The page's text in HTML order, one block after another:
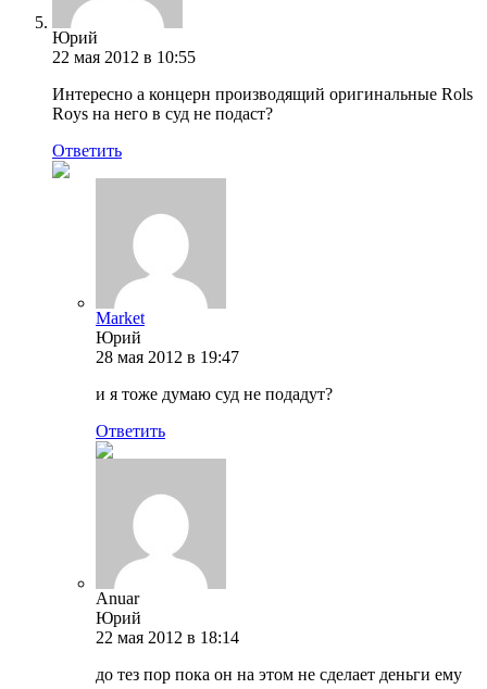
Юрий
22 мая 2012 в 10:55
Интересно а концерн производящий оригинальные Rols
Roys на него в суд не подаст?
Ответить
Market
Юрий
28 мая 2012 в 19:47
и я тоже думаю суд не подадут?
Ответить
Anuar
Юрий
22 мая 2012 в 18:14
до тез пор пока он на этом не сделает деньги ему